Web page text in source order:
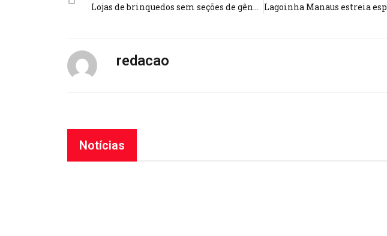
Lojas de brinquedos sem seções de gênero neutro para crianças serão multadas; lei passa a vigorar em janeiro
redacao
Notícias